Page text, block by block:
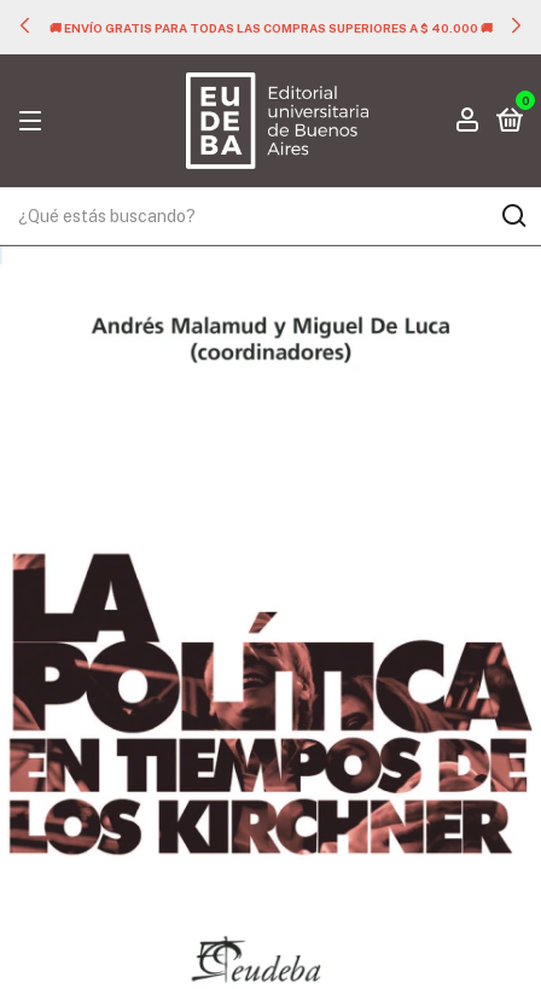
🚚 ENVÍO GRATIS PARA TODAS LAS COMPRAS SUPERIORES A $ 40.000 🚚
0